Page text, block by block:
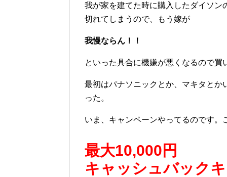
我が家を建てた時に購入したダイソ
切れてしまうので、もう嫁が
我慢ならん！！
といった具合に機嫌が悪くなるので買
最初はパナソニックとか、マキタと
った。
いま、キャンペーンやってるのです。
最大10,000円
キャッシュバック